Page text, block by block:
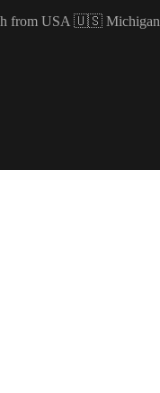
from USA 🇺🇸 Michigan